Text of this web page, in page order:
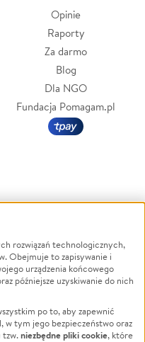
Opinie
Raporty
Za darmo
Blog
Dla NGO
Fundacja Pomagam.pl
Powódź
Wichura
NGO
Edukacja
Podróż
rozwiązań technologicznych,
Obejmuje to zapisywanie i
urządzenia końcowego
późniejsze uzyskiwanie do nich
po to, aby zapewnić
w tym jego bezpieczeństwo oraz
tzw.niezbędne pliki cookie, które